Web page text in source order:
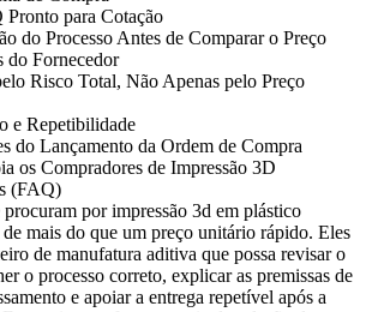
para Cotação
do Processo Antes de Comparar o Preço
do Fornecedor
Risco Total, Não Apenas pelo Preço
e Repetibilidade
do Lançamento da Ordem de Compra
os Compradores de Impressão 3D
(FAQ)
procuram porimpressão 3d em plástico
de mais do que um preço unitário rápido. Eles
de manufatura aditiva que possa revisar o
o processo correto, explicar as premissas de
e apoiar a entrega repetível após a